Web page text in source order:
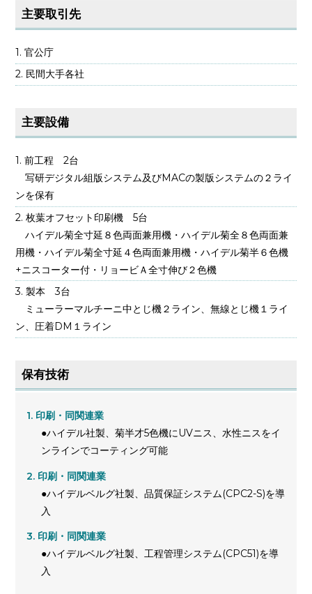
主要取引先
官公庁
民間大手各社
主要設備
前工程 2台
写研デジタル組版システム及びMACの製版システムの２ライ
ンを保有
枚葉オフセット印刷機 5台
ハイデル菊全寸延８色両面兼用機・ハイデル菊全８色両面兼
用機・ハイデル菊全寸延４色両面兼用機・ハイデル菊半６色機
+ニスコーター付・リョービＡ全寸伸び２色機
製本 3台
ミューラーマルチーニ中とじ機２ライン、無線とじ機１ライ
ン、圧着DM１ライン
保有技術
印刷・同関連業
●ハイデル社製、菊半才5色機にUVニス、水性ニスをイ
ンラインでコーティング可能
印刷・同関連業
●ハイデルベルグ社製、品質保証システム(CPC2-S)を導
入
印刷・同関連業
●ハイデルベルグ社製、工程管理システム(CPC51)を導
入